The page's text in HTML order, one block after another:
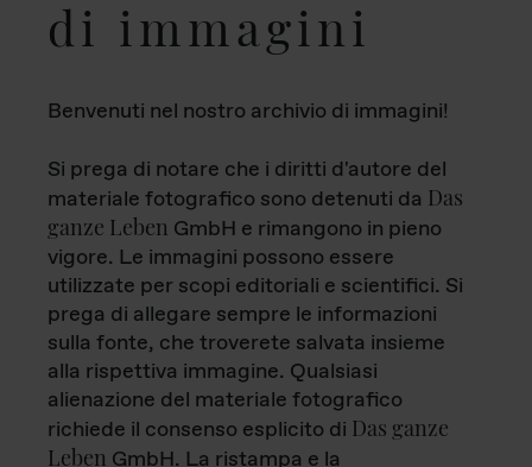
di immagini
Benvenuti nel nostro archivio di immagini!
Si prega di notare che i diritti d'autore del
materiale fotografico sono detenuti da Das
ganze Leben GmbH e rimangono in pieno
vigore. Le immagini possono essere
utilizzate per scopi editoriali e scientifici. Si
prega di allegare sempre le informazioni
sulla fonte, che troverete salvata insieme
alla rispettiva immagine. Qualsiasi
alienazione del materiale fotografico
richiede il consenso esplicito di Das ganze
Leben GmbH. La ristampa e la